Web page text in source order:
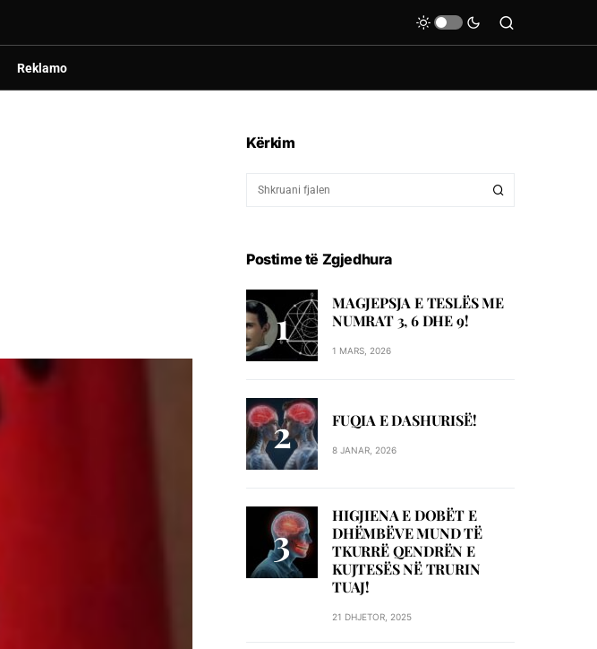
Reklamo
Kërkim
Postime të Zgjedhura
MAGJEPSJA E TESLËS ME
NUMRAT 3, 6 DHE 9!
1 MARS, 2026
FUQIA E DASHURISË!
8 JANAR, 2026
HIGJIENA E DOBËT E
DHËMBËVE MUND TË
TKURRË QENDRËN E
KUJTESËS NË TRURIN
TUAJ!
21 DHJETOR, 2025